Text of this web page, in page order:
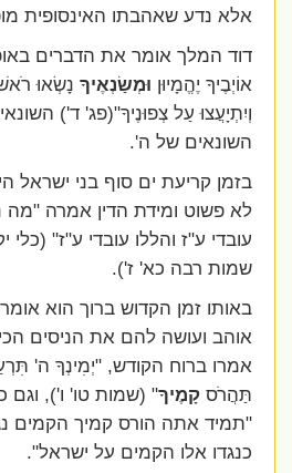
אלא נדע שאהבתו האינסופית
דוד המלך אומר את הדברים
אוֹיְבֶיךָ יֶהֱמָיוּןוּמְשַׂנְאֶיךָנָשְׂאוּ רֹאשׁ
וְיִתְיָעֲצוּ עַל צְפוּנֶיךָ"(פג' ד')
השונאים של ה'.
בזמן קריעת ים סוף בני ישראל
לא פשוט ומידת הדין אמרה "מה
עובדי ע"ז והללו עובדי ע"ז" (כלי
שמות רבה כא' ז').
באותו זמן הקדוש ברוך הוא אומר
אוהב ועושה להם את הניסים הכי
אמרו ברוח הקודש, "יְמִינְךָ ה' תִּרְעַץ
תַּהֲרֹסקָמֶיךָ" (שמות טו' ו'), וגם
"תמיד אתה הורס קמיך הקמים
כנגדו אלו הקמים על ישראל".